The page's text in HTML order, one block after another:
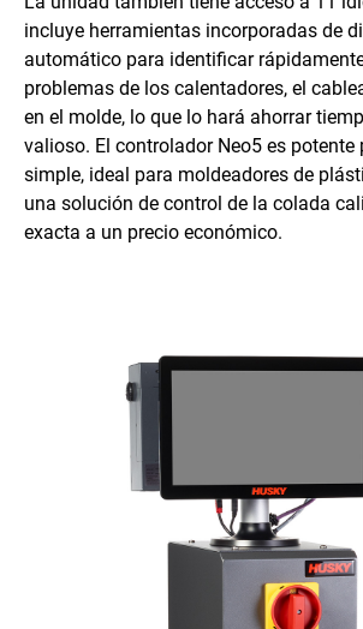
incluye herramientas incorporadas de
automático para identificar
problemas de los calentadores, el
en el molde, lo que lo hará ahorrar
valioso. El controlador Neo5 es potente
simple, ideal para moldeadores de
una solución de control de la colada
exacta a un precio económico.